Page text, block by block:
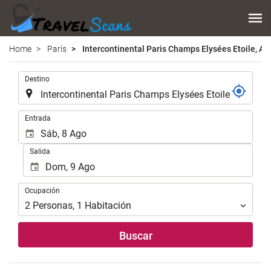
Home París Intercontinental Paris Champs Elysées Etoile, An
Introduzca
lugar
de
destino
en
que
realizar
búsqueda
de
Destino
Introduzca
las
fechas
inicio
fin
para
realizar
Entrada
Salida
Ocupación
Ocupación
2 Personas, 1 Habitación
Buscar